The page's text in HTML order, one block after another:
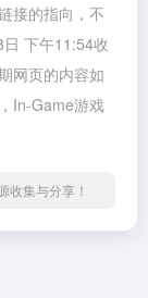
接的指向，不
下午11:54收
网页的内容如
In-Game游戏
收集与分享！